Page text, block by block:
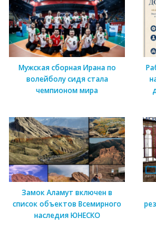
Мужская сборная Ирана по
волейболу сидя стала
чемпионом мира
Замок Аламут включен в
список объектов Всемирного
наследия ЮНЕСКО